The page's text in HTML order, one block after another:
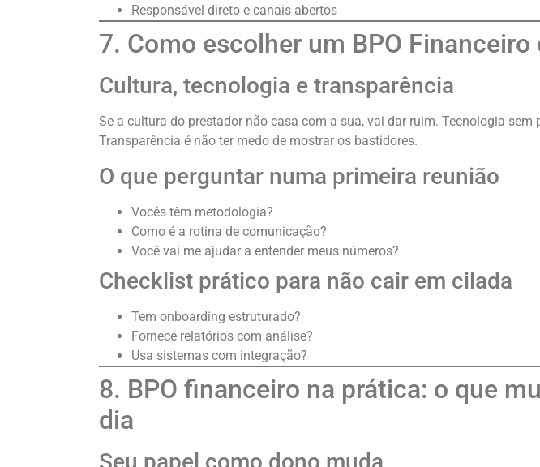
Responsável direto e canais abertos
7. Como escolher um BPO Financeiro
Cultura, tecnologia e transparência
Se a cultura do prestador não casa com a sua, vai dar ruim. Tecnologia sem
Transparência é não ter medo de mostrar os bastidores.
O que perguntar numa primeira reunião
Vocês têm metodologia?
Como é a rotina de comunicação?
Você vai me ajudar a entender meus números?
Checklist prático para não cair em cilada
Tem onboarding estruturado?
Fornece relatórios com análise?
Usa sistemas com integração?
8. BPO financeiro na prática: o que
dia
Seu papel como dono muda